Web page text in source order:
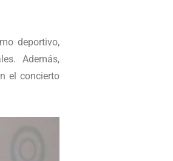
deportivo,
Además,
el concierto